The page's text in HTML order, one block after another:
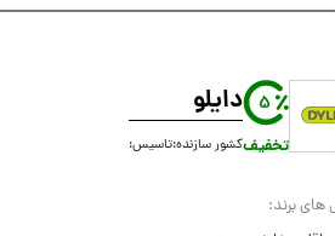
5
تخفیف
دایلو
کشور سازنده:تاسیس:
های برند: